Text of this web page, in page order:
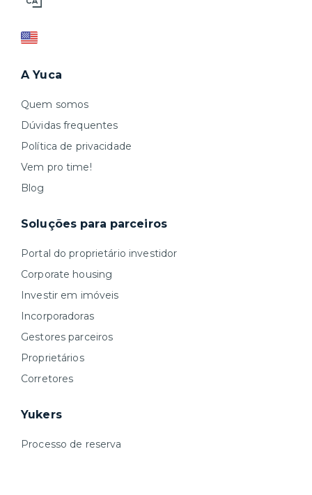
A Yuca
Quem somos
Dúvidas frequentes
Política de privacidade
Vem pro time!
Blog
Soluções para parceiros
Portal do proprietário investidor
Corporate housing
Investir em imóveis
Incorporadoras
Gestores parceiros
Proprietários
Corretores
Yukers
Processo de reserva